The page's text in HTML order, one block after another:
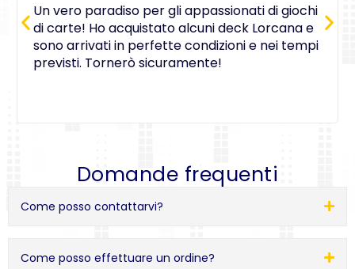
Un vero paradiso per gli appassionati di giochi
di carte! Ho acquistato alcuni deck Lorcana e
sono arrivati in perfette condizioni e nei tempi
previsti. Tornerò sicuramente!
Domande frequenti
Come posso contattarvi?
Come posso effettuare un ordine?